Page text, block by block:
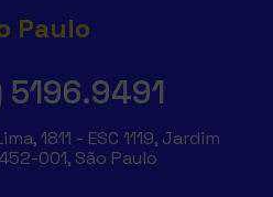
Paulo
5196.9491
1811 - ESC 1119, Jardim
001, São Paulo